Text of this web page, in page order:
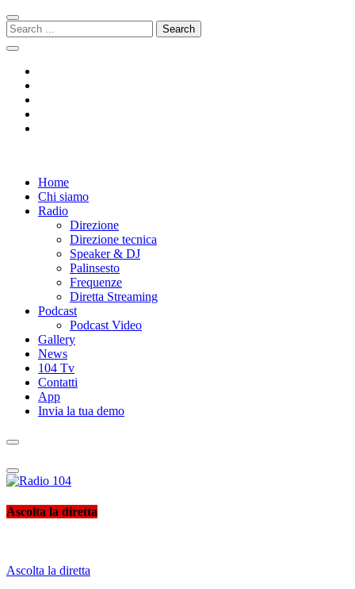
Skip
to
navigation
Skip
to
content
Search
for:
Radio 104
Like It !Home
Chi siamo
Radio
Direzione
Direzione tecnica
Speaker & DJ
Palinsesto
Frequenze
Diretta Streaming
Podcast
Podcast Video
Gallery
News
104 Tv
Contatti
App
Invia la tua demo
Radio 104
Like It !
Ascolta la diretta
Ascolta la diretta